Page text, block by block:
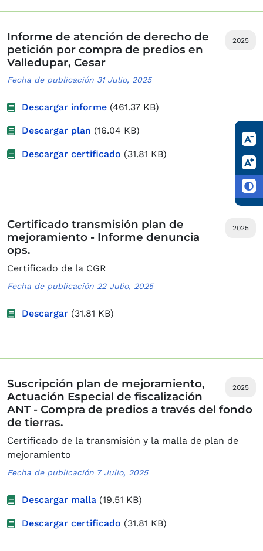
2025
Informe de atención de derecho de
petición por compra de predios en
Valledupar, Cesar
Fecha de publicación 31 Julio, 2025
Descargar informe (461.37 KB)
Descargar plan (16.04 KB)
Descargar certificado (31.81 KB)
2025
Certificado transmisión plan de
mejoramiento - Informe denuncia
ops.
Certificado de la CGR
Fecha de publicación 22 Julio, 2025
Descargar (31.81 KB)
2025
Suscripción plan de mejoramiento,
Actuación Especial de fiscalización
ANT - Compra de predios a través del fondo
de tierras.
Certificado de la transmisión y la malla de plan de
mejoramiento
Fecha de publicación 7 Julio, 2025
Descargar malla (19.51 KB)
Descargar certificado (31.81 KB)